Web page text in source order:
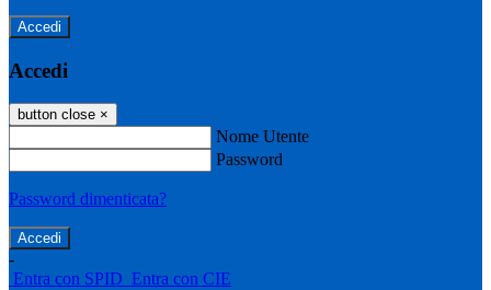
Accedi
Accedi
button close ×
Nome Utente
Password
Password dimenticata?
-
Entra con SPID Entra con CIE